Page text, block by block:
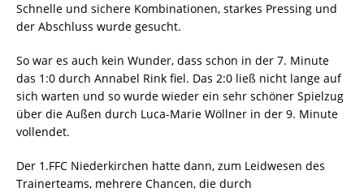
Schnelle und sichere Kombinationen, starkes Pressing und
der Abschluss wurde gesucht.
So war es auch kein Wunder, dass schon in der 7. Minute
das 1:0 durch Annabel Rink fiel. Das 2:0 ließ nicht lange auf
sich warten und so wurde wieder ein sehr schöner Spielzug
über die Außen durch Luca-Marie Wöllner in der 9. Minute
vollendet.
Der 1.FFC Niederkirchen hatte dann, zum Leidwesen des
Trainerteams, mehrere Chancen, die durch